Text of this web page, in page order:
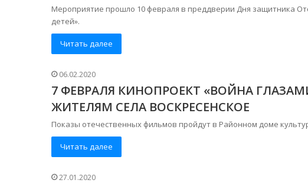
Мероприятие прошло 10 февраля в преддверии Дня защитника
детей».
Читать далее
06.02.2020
7 ФЕВРАЛЯ КИНОПРОЕКТ «ВОЙНА
ЖИТЕЛЯМ СЕЛА ВОСКРЕСЕНСКОЕ
Показы отечественных фильмов пройдут в Районном доме
Читать далее
27.01.2020